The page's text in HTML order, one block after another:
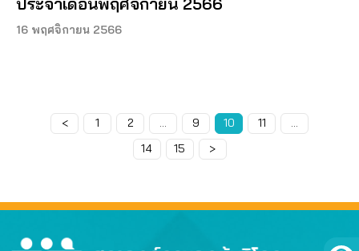
16 พฤศจิกายน 2566
< Page
1 Page
2 … Page
9 Page
10 Page
11
…
Page
14 Page
15 >